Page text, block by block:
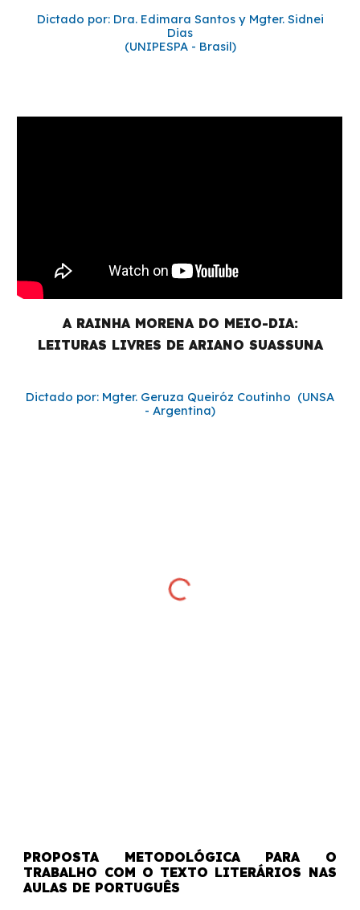
Dictado por: Dra. Edimara Santos y Mgter. Sidnei
Dias
(UNIPESPA - Brasil)
A RAINHA MORENA DO MEIO-DIA:
LEITURAS LIVRES DE ARIANO SUASSUNA
Dictado por: Mgter. Geruza Queiróz Coutinho (UNSA
- Argentina)
PROPOSTA METODOLÓGICA PARA O
TRABALHO COM O TEXTO LITERÁRIOS NAS
AULAS DE PORTUGUÊS